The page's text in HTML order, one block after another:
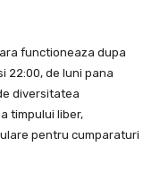
functioneaza dupa
22:00, de luni pana
diversitatea
timpului liber,
pentru cumparaturi